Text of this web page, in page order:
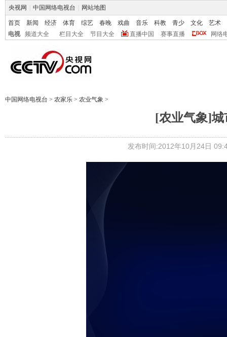
央视网 中国网络电视台 网站地图
首页 新闻 经济 体育 综艺 春晚 戏曲 音乐 科教 青少 文化
艺术
电视
频道大全 栏目大全 节目大全 直播中国 赛事直播 网络
中国网络电视台 > 农家乐 > 农业气象 >
[农业气象]城
发布时间:2012年10月24日